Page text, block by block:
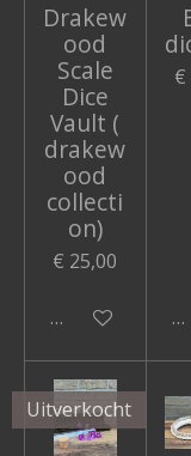
Drakew
ood
Scale
Dice
Vault (
drakew
ood
collecti
on)
€ 25,00
Bekijk details
€
Uitverkocht